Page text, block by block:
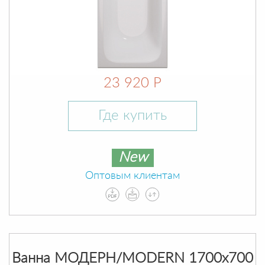
23 920 Р
Где купить
New
Оптовым клиентам
Ванна МОДЕРН/MODERN 1700х700